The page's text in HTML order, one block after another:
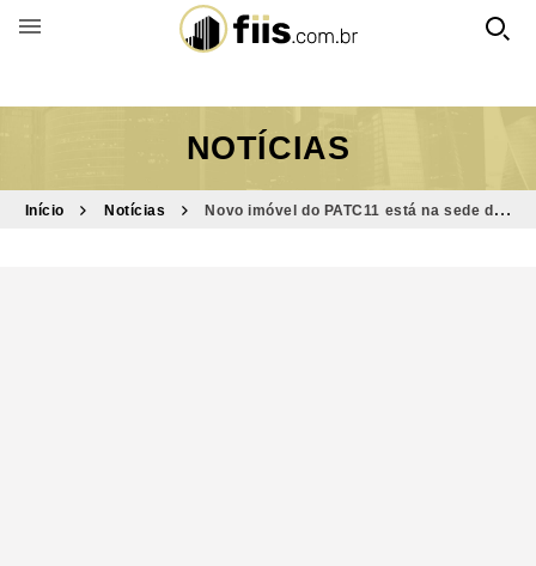
BUSCAR POR FUNDO
NOTÍCIAS
Início Notícias
Novo imóvel do PATC11 está na sede das